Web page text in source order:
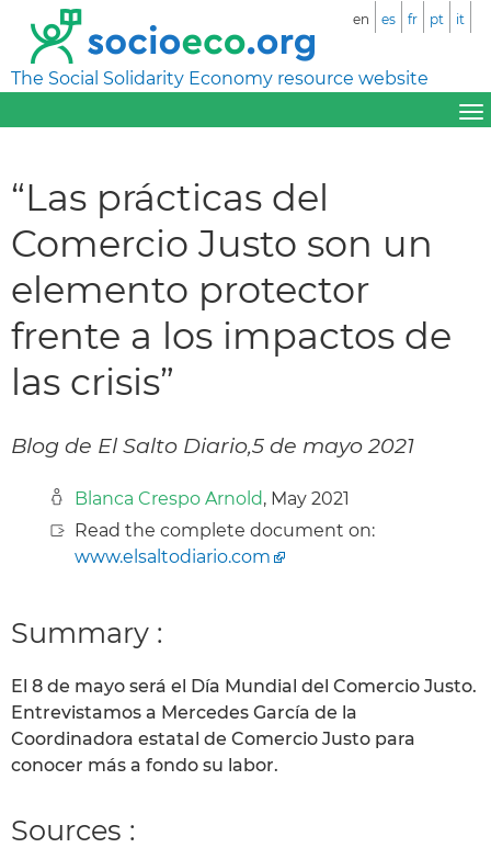
The Social Solidarity Economy resource website
en es fr pt it
“Las prácticas del
Comercio Justo son un
elemento protector
frente a los impactos de
las crisis”
Blog de El Salto Diario,5 de mayo 2021
Blanca Crespo Arnold, May 2021
Read the complete document on:
www.elsaltodiario.com
Summary :
El 8 de mayo será el Día Mundial del Comercio Justo.
Entrevistamos a Mercedes García de la
Coordinadora estatal de Comercio Justo para
conocer más a fondo su labor.
Sources :